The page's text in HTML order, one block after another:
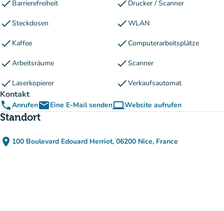
check Barrierefreiheit check Drucker / Scanner
checkSteckdosen checkWLAN
check Kaffee checkComputerarbeitsplätze
checkArbeitsräume checkScanner
check Laserkopierer checkVerkaufsautomat
Kontakt
phoneAnrufenemailEine E-Mail sendencomputerWebsite aufrufen
(new tab)
Standort
place 100 Boulevard Edouard Herriot, 06200 Nice, France
(in Google Maps öffnen)
(new tab)